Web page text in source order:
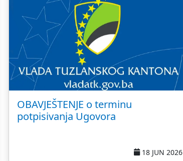
OBAVJEŠTENJE o terminu
potpisivanja Ugovora
18 JUN 2026